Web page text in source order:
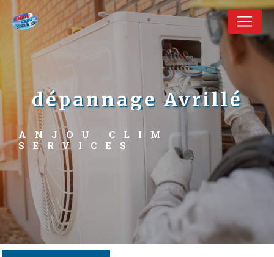
dépannage Avrillé
ANJOU CLIM
SERVICES
Panneau de gestion des cookies